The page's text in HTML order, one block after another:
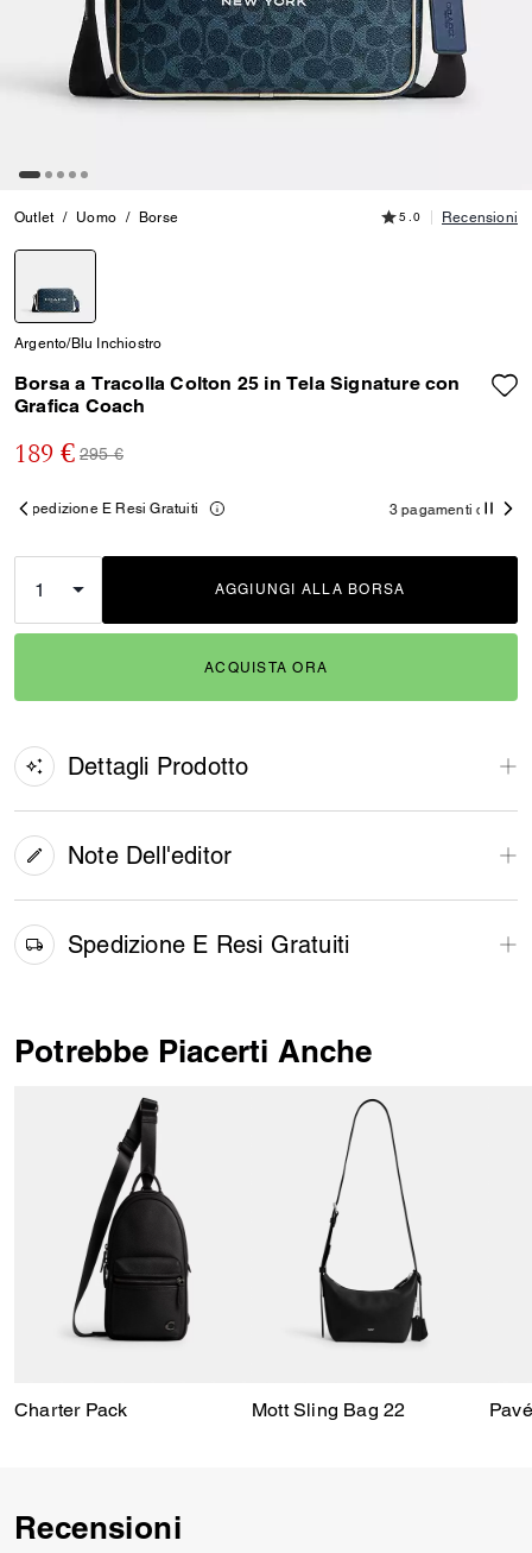
Outlet / Uomo / Borse 5.0 Recensioni
Argento/Blu Inchiostro
Borsa a Tracolla Colton 25 in Tela Signature con
Grafica Coach
189 € 295 €
3 pagamenti da 63,00 € a interessi 0% con
AGGIUNGI ALLA BORSA
ACQUISTA ORA
Spedizione E Resi Gratuiti
Dettagli Prodotto
Note Dell'editor
Potrebbe Piacerti Anche
Charter Pack Mott Sling Bag 22
Recensioni